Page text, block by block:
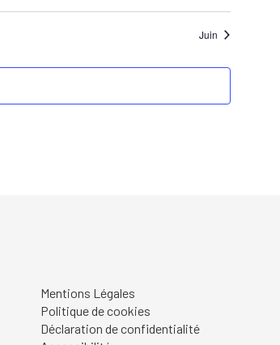
Juin
Mentions Légales
Politique de cookies
Déclaration de confidentialité